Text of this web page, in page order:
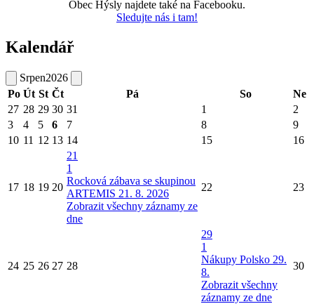
Obec Hýsly najdete také na Facebooku.
Sledujte nás i tam!
Kalendář
Srpen2026
Po Út St Čt Pá So
Ne
27 28 29 30 31 1
2
3
4 5 6 7 8
9
10 11 12 13 14 15 16
17 18 19 20
21
1
Rocková zábava se skupinou
ARTEMIS 21. 8. 2026
Zobrazit všechny záznamy ze
dne
22 23
24 25 26 27 28
29
1
Nákupy Polsko 29.
8.
Zobrazit všechny
záznamy ze dne
30